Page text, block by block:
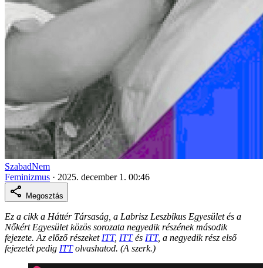
SzabadNem
Feminizmus · 2025. december 1. 00:46
Megosztás
Ez a cikk a Háttér Társaság, a Labrisz Leszbikus Egyesület és a
Nőkért Egyesület közös sorozata negyedik részének második
fejezete. Az előző részeket ITT, ITTés ITT, a negyedik rész első
fejezetét pedig ITTolvashatod. (A szerk.)